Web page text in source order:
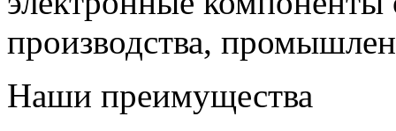
производства,
Наши преимущества